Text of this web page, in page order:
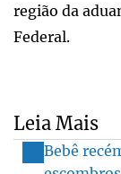
região da
Federal.
Leia Mais
Bebê